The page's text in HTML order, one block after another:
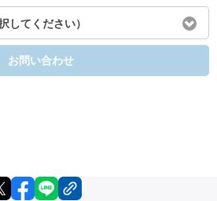
してください）
お問い合わせ
X facebook